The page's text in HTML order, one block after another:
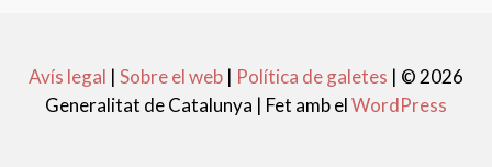
Avís legal | Sobre el web | Política de galetes | © 2026
Generalitat de Catalunya | Fet amb elWordPress